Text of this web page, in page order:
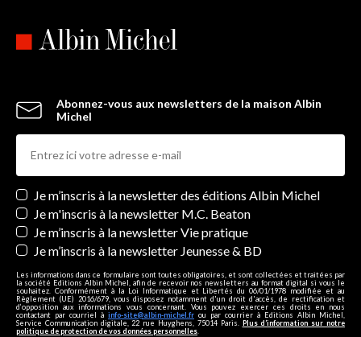
Abonnez-vous aux newsletters de la maison Albin
Michel
Newsletters
Je m’inscris à la newsletter des éditions Albin Michel
Je m'inscris à la newsletter M.C. Beaton
Je m’inscris à la newsletter Vie pratique
Je m’inscris à la newsletter Jeunesse & BD
Les informations dans ce formulaire sont toutes obligatoires, et sont collectées et traitées par
la société Editions Albin Michel, afin de recevoir nos newsletters au format digital si vous le
souhaitez. Conformément à la Loi Informatique et Libertés du 06/01/1978 modifiée et au
Règlement (UE) 2016/679, vous disposez notamment d'un droit d'accès, de rectification et
d’opposition aux informations vous concernant. Vous pouvez exercer ces droits en nous
contactant par courriel à info-site@albin-michel.fr ou par courrier à Editions Albin Michel,
Service Communication digitale, 22 rue Huyghens, 75014 Paris. Plus d’information sur notre
politique de protection de vos données personnelles